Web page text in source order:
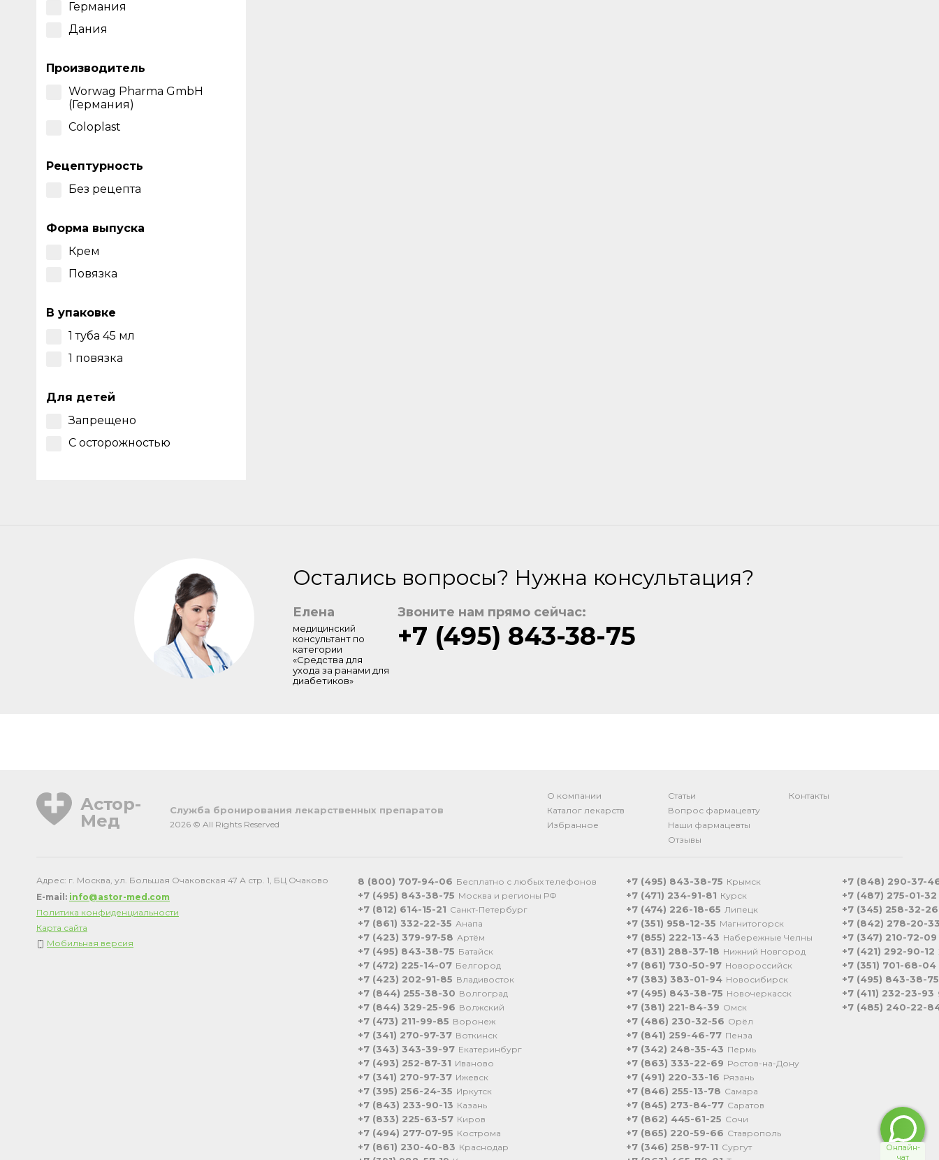
Германия
Дания
Производитель
Worwag Pharma GmbH
(Германия)
Coloplast
Рецептурность
Без рецепта
Форма выпуска
Крем
Повязка
В упаковке
1 туба 45 мл
1 повязка
Для детей
Запрещено
С осторожностью
Остались вопросы? Нужна консультация?
Елена
медицинский
консультант по
категории
«Средства для
ухода за ранами для
диабетиков»
Звоните нам прямо сейчас:
+7 (495) 843-38-75
Астор-
Мед
Cлужба бронирования лекарственных препаратов
2026 © All Rights Reserved
О компании
Каталог лекарств
Избранное
Статьи
Вопрос фармацевту
Наши фармацевты
Отзывы
Контакты
Адрес: г. Москва, ул. Большая Очаковская 47 А стр. 1, БЦ Очаково
E-mail: info@astor-med.com
Политика конфиденциальности
Карта сайта
Мобильная версия
8 (800) 707-94-06 Бесплатно с любых телефонов
+7 (495) 843-38-75 Москва и регионы РФ
+7 (812) 614-15-21 Санкт-Петербург
+7 (861) 332-22-35 Анапа
+7 (423) 379-97-58 Артём
+7 (495) 843-38-75 Батайск
+7 (472) 225-14-07 Белгород
+7 (423) 202-91-85 Владивосток
+7 (844) 255-38-30 Волгоград
+7 (844) 329-25-96 Волжский
+7 (473) 211-99-85 Воронеж
+7 (341) 270-97-37 Воткинск
+7 (343) 343-39-97 Екатеринбург
+7 (493) 252-87-31 Иваново
+7 (341) 270-97-37 Ижевск
+7 (395) 256-24-35 Иркутск
+7 (843) 233-90-13 Казань
+7 (833) 225-63-57 Киров
+7 (494) 277-07-95 Кострома
+7 (861) 230-40-83 Краснодар
+7 (495) 843-38-75 Крымск
+7 (471) 234-91-81 Курск
+7 (474) 226-18-65 Липецк
+7 (351) 958-12-35 Магнитогорск
+7 (855) 222-13-43 Набережные Челны
+7 (831) 288-37-18 Нижний Новгород
+7 (861) 730-50-97 Новороссийск
+7 (383) 383-01-94 Новосибирск
+7 (495) 843-38-75 Новочеркасск
+7 (381) 221-84-39 Омск
+7 (486) 230-32-56 Орёл
+7 (841) 259-46-77 Пенза
+7 (342) 248-35-43 Пермь
+7 (863) 333-22-69 Ростов-на-Дону
+7 (491) 220-33-16 Рязань
+7 (846) 255-13-78 Самара
+7 (845) 273-84-77 Саратов
+7 (862) 445-61-25 Сочи
+7 (865) 220-59-66 Ставрополь
+7 (346) 258-97-11 Сургут
+7 (848) 290-37-
+7 (487) 275-01-32
+7 (345) 258-32-26
+7 (842) 278-20-
+7 (347) 210-72-09
+7 (421) 292-90-12
+7 (351) 701-68-04
+7 (495) 843-38-75
+7 (411) 232-23-93
+7 (485) 240-22-